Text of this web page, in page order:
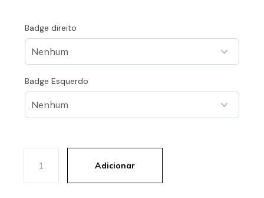
Badge direito
Badge Esquerdo
Quantidade de PSG | Camisola Principal 25-26
Adicionar